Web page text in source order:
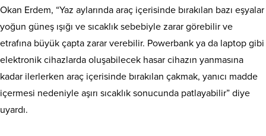
Okan Erdem, “Yaz aylarında araç içerisinde bırakılan bazı eşyalar
yoğun güneş ışığı ve sıcaklık sebebiyle zarar görebilir ve
etrafına büyük çapta zarar verebilir. Powerbank ya da laptop gibi
elektronik cihazlarda oluşabilecek hasar cihazın yanmasına
kadar ilerlerken araç içerisinde bırakılan çakmak, yanıcı madde
içermesi nedeniyle aşırı sıcaklık sonucunda patlayabilir” diye
uyardı.